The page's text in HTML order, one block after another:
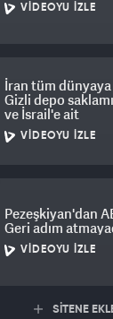
VIDEOYU İZLE
İran tüm
Gizli depo
ve İsrail'e ait
VIDEOYU İZLE
Pezeşkiyan'dan
Geri adım
VIDEOYU İZLE
SİTENE